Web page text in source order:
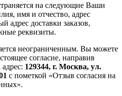
на следующие Ваши
имя и отчество, адрес
адрес доставки заказов,
реквизиты.
неограниченным. Вы можете
согласие, направив
129344, г. Москва, ул.
с пометкой «Отзыв согласия на